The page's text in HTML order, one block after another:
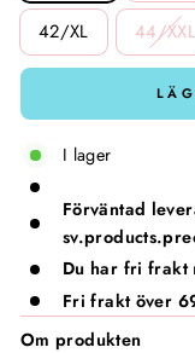
42/XL
44/XXL
I lager
Förväntad
Du har fri frakt
Fri frakt över
Om produkten
Kimono
Sandstone
Santilea London /
Valentin Beautyline
Vita Liberata
Zarkoperfume